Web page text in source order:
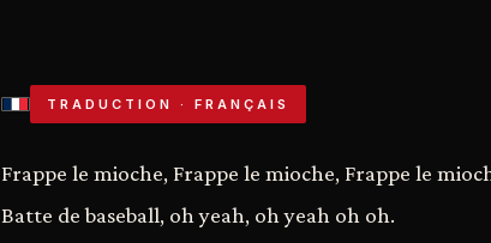
TRADUCTION · FRANÇAIS
Frappe le mioche, Frappe le mioche, Frappe le
Batte de baseball, oh yeah, oh yeah oh oh.